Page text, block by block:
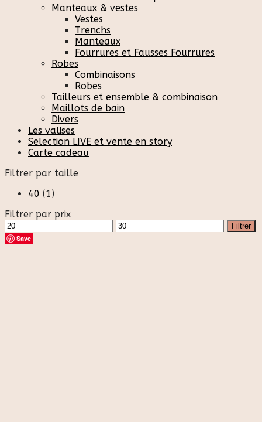
Manteaux & vestes
Vestes
Trenchs
Manteaux
Fourrures et Fausses Fourrures
Robes
Combinaisons
Robes
Tailleurs et ensemble & combinaison
Maillots de bain
Divers
Les valises
Selection LIVE et vente en story
Carte cadeau
Filtrer par taille
40 (1)
Filtrer par prix
Prix
min
Prix
max
Filtrer
Save